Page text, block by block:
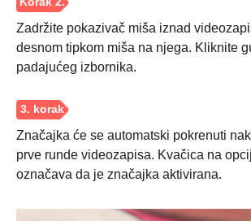
Korak 2.
Zadržite pokazivač miša iznad
desnom tipkom miša na njega. Kliknite
padajućeg izbornika.
Značajka će se automatski pokrenuti
prve runde videozapisa. Kvačica na
označava da je značajka aktivirana.